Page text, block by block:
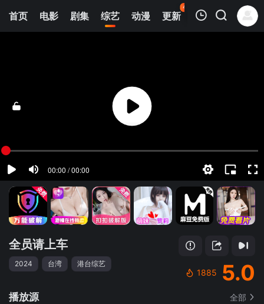
首页 电影 剧集 综艺 动漫 更新
45
热榜 APP
清空
全员请上车
2024 台湾 港台综艺
1885 5.0
播放源 全部